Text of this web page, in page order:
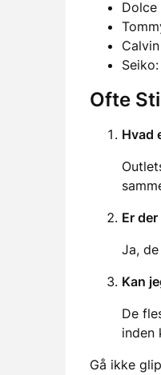
Dolce
Ofte
Hvad
Er
Ja,
Kan
De
inden
Gå ikke